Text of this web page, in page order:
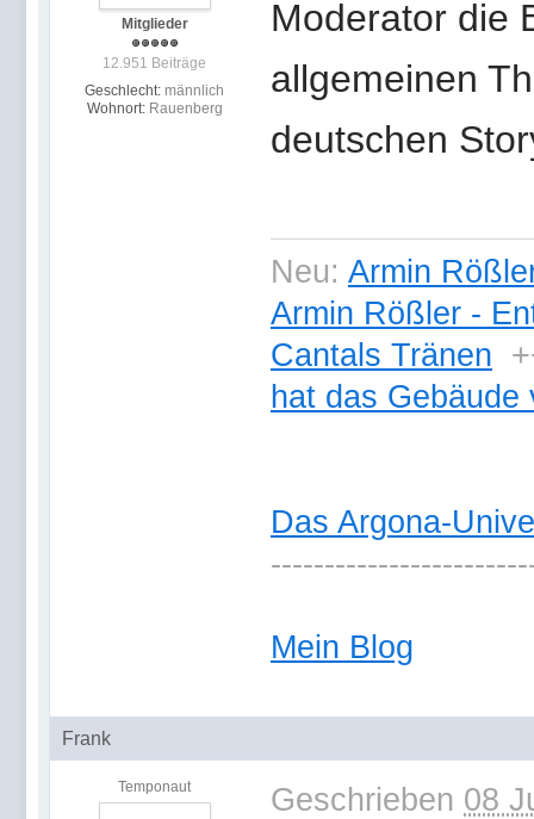
Mitglieder
12.951 Beiträge
Geschlecht: männlich
Wohnort: Rauenberg
Moderator die
allgemeinen
deutschen
Neu: Armin
Armin Rößler -
Cantals Tränen
hat das Gebäude
Das Argona-
Mein Blog
Frank
Temponaut Geschrieben 08